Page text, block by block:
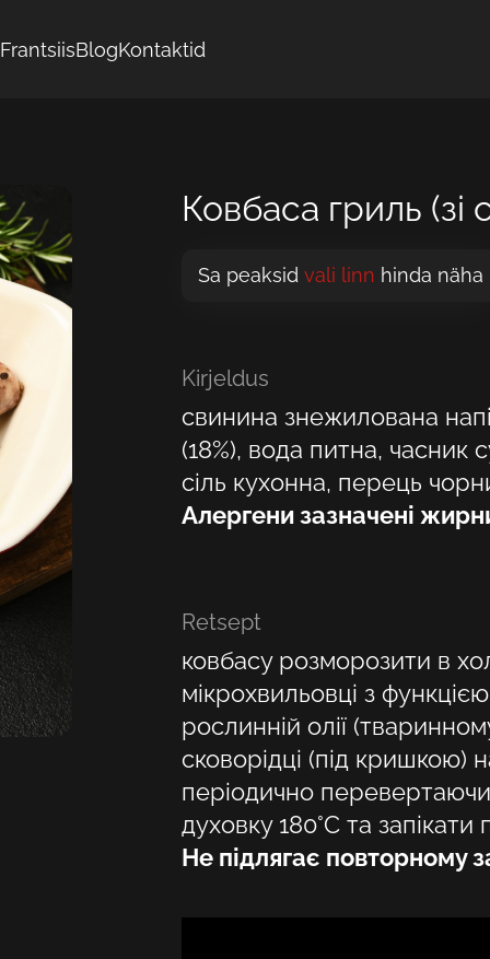
FrantsiisBlogKontaktid
Ковбаса гриль (зі
Sa peaksid vali linn hinda näha
Kirjeldus
свинина знежилована
(18%), вода питна, часник
сіль кухонна, перець
Алергени зазначені
Retsept
ковбасу розморозити в
мікрохвильовці з
рослинній олії
сковорідці (під кришкою)
періодично
духовку 180°C та
Не підлягає повторному